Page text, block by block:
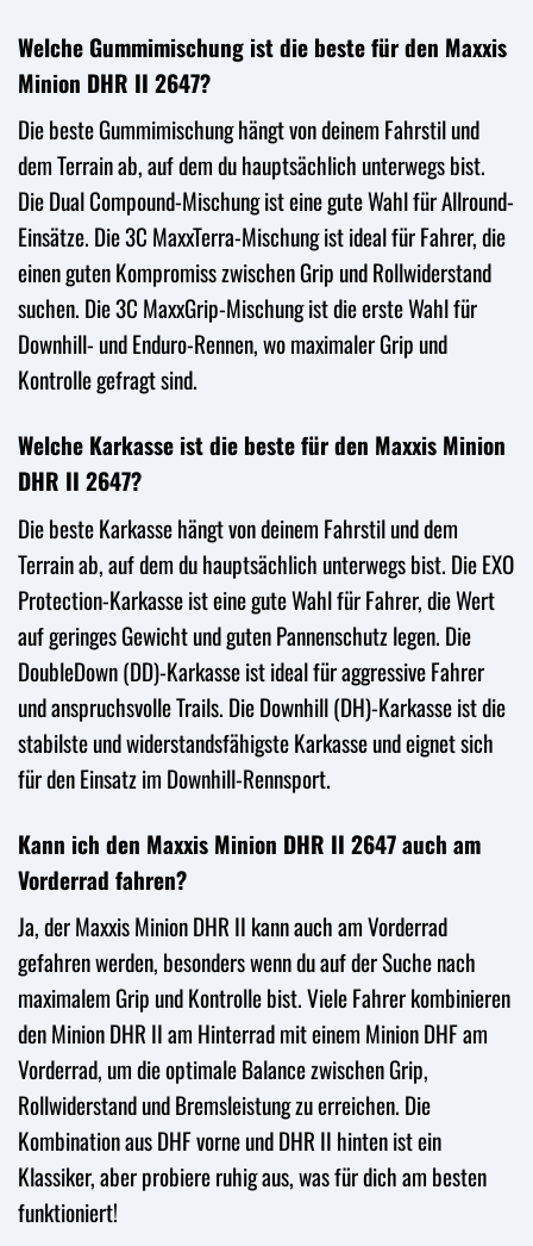
Welche Gummimischung ist die beste für den Maxxis
Minion DHR II 2647?
Die beste Gummimischung hängt von deinem Fahrstil und
dem Terrain ab, auf dem du hauptsächlich unterwegs bist.
Die Dual Compound-Mischung ist eine gute Wahl für Allround-
Einsätze. Die 3C MaxxTerra-Mischung ist ideal für Fahrer, die
einen guten Kompromiss zwischen Grip und Rollwiderstand
suchen. Die 3C MaxxGrip-Mischung ist die erste Wahl für
Downhill- und Enduro-Rennen, wo maximaler Grip und
Kontrolle gefragt sind.
Welche Karkasse ist die beste für den Maxxis Minion
DHR II 2647?
Die beste Karkasse hängt von deinem Fahrstil und dem
Terrain ab, auf dem du hauptsächlich unterwegs bist. Die EXO
Protection-Karkasse ist eine gute Wahl für Fahrer, die Wert
auf geringes Gewicht und guten Pannenschutz legen. Die
DoubleDown (DD)-Karkasse ist ideal für aggressive Fahrer
und anspruchsvolle Trails. Die Downhill (DH)-Karkasse ist die
stabilste und widerstandsfähigste Karkasse und eignet sich
für den Einsatz im Downhill-Rennsport.
Kann ich den Maxxis Minion DHR II 2647 auch am
Vorderrad fahren?
Ja, der Maxxis Minion DHR II kann auch am Vorderrad
gefahren werden, besonders wenn du auf der Suche nach
maximalem Grip und Kontrolle bist. Viele Fahrer kombinieren
den Minion DHR II am Hinterrad mit einem Minion DHF am
Vorderrad, um die optimale Balance zwischen Grip,
Rollwiderstand und Bremsleistung zu erreichen. Die
Kombination aus DHF vorne und DHR II hinten ist ein
Klassiker, aber probiere ruhig aus, was für dich am besten
funktioniert!